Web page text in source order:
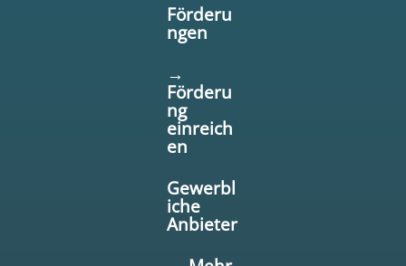
Förderu
ngen
→
Förderu
ng
einreich
en
Gewerbl
iche
Anbieter